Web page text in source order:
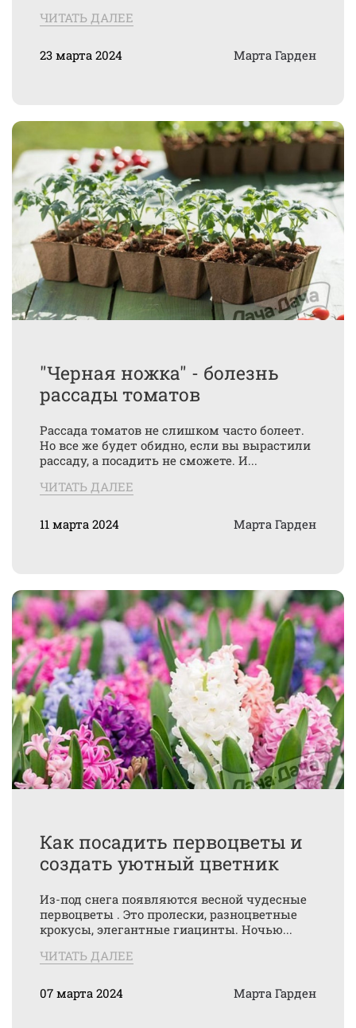
ЧИТАТЬ ДАЛЕЕ
23 марта 2024 Марта Гарден
"Черная ножка" - болезнь
рассады томатов
Рассада томатов не слишком часто болеет.
Но все же будет обидно, если вы вырастили
рассаду, а посадить не сможете. И...
ЧИТАТЬ ДАЛЕЕ
11 марта 2024 Марта Гарден
Как посадить первоцветы и
создать уютный цветник
Из-под снега появляются весной чудесные
первоцветы . Это пролески, разноцветные
крокусы, элегантные гиацинты. Ночью...
ЧИТАТЬ ДАЛЕЕ
07 марта 2024 Марта Гарден